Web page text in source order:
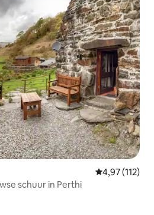
Gemiddelde
4,97 (112)
schuur in Perthi